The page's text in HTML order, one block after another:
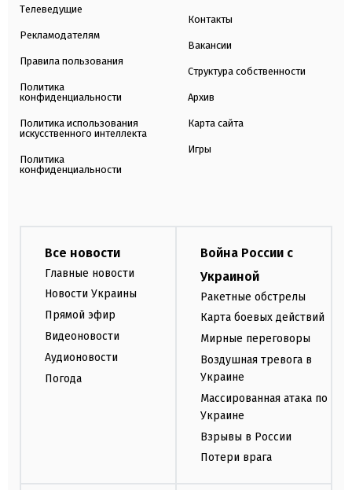
Телеведущие
Рекламодателям
Правила пользования
Политика
конфиденциальности
Политика использования
искусственного интеллекта
Политика
конфиденциальности
Контакты
Вакансии
Структура собственности
Архив
Карта сайта
Игры
Все новости
Главные новости
Новости Украины
Прямой эфир
Видеоновости
Аудионовости
Погода
Война России с
Украиной
Ракетные обстрелы
Карта боевых действий
Мирные переговоры
Воздушная тревога в
Украине
Массированная атака по
Украине
Взрывы в России
Потери врага